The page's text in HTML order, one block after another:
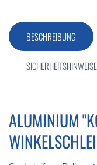
BESCHREIBUNG
ALUMINIUM
SICHERHEITSHINWEISE